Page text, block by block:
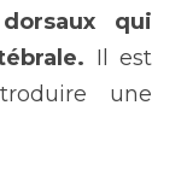
qui
Il est
une